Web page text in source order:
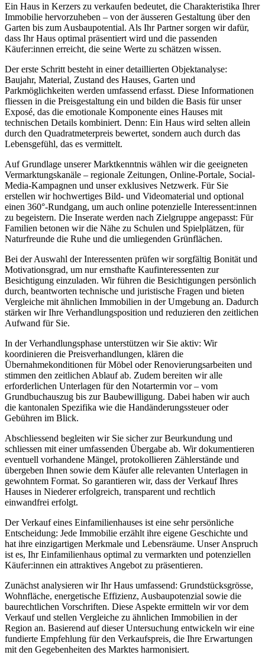
Ein Haus in Kerzers zu verkaufen bedeutet, die Charakteristika Ihrer
Immobilie hervorzuheben – von der äusseren Gestaltung über den
Garten bis zum Ausbaupotential. Als Ihr Partner sorgen wir dafür,
dass Ihr Haus optimal präsentiert wird und die passenden
Käufer:innen erreicht, die seine Werte zu schätzen wissen.
Der erste Schritt besteht in einer detaillierten Objektanalyse:
Baujahr, Material, Zustand des Hauses, Garten und
Parkmöglichkeiten werden umfassend erfasst. Diese Informationen
fliessen in die Preisgestaltung ein und bilden die Basis für unser
Exposé, das die emotionale Komponente eines Hauses mit
technischen Details kombiniert. Denn: Ein Haus wird selten allein
durch den Quadratmeterpreis bewertet, sondern auch durch das
Lebensgefühl, das es vermittelt.
Auf Grundlage unserer Marktkenntnis wählen wir die geeigneten
Vermarktungskanäle – regionale Zeitungen, Online-Portale, Social-
Media-Kampagnen und unser exklusives Netzwerk. Für Sie
erstellen wir hochwertiges Bild- und Videomaterial und optional
einen 360°-Rundgang, um auch online potenzielle Interessent:innen
zu begeistern. Die Inserate werden nach Zielgruppe angepasst: Für
Familien betonen wir die Nähe zu Schulen und Spielplätzen, für
Naturfreunde die Ruhe und die umliegenden Grünflächen.
Bei der Auswahl der Interessenten prüfen wir sorgfältig Bonität und
Motivationsgrad, um nur ernsthafte Kaufinteressenten zur
Besichtigung einzuladen. Wir führen die Besichtigungen persönlich
durch, beantworten technische und juristische Fragen und bieten
Vergleiche mit ähnlichen Immobilien in der Umgebung an. Dadurch
stärken wir Ihre Verhandlungsposition und reduzieren den zeitlichen
Aufwand für Sie.
In der Verhandlungsphase unterstützen wir Sie aktiv: Wir
koordinieren die Preisverhandlungen, klären die
Übernahmekonditionen für Möbel oder Renovierungsarbeiten und
stimmen den zeitlichen Ablauf ab. Zudem bereiten wir alle
erforderlichen Unterlagen für den Notartermin vor – vom
Grundbuchauszug bis zur Baubewilligung. Dabei haben wir auch
die kantonalen Spezifika wie die Handänderungssteuer oder
Gebühren im Blick.
Abschliessend begleiten wir Sie sicher zur Beurkundung und
schliessen mit einer umfassenden Übergabe ab. Wir dokumentieren
eventuell vorhandene Mängel, protokollieren Zählerstände und
übergeben Ihnen sowie dem Käufer alle relevanten Unterlagen in
gewohntem Format. So garantieren wir, dass der Verkauf Ihres
Hauses in Niederer erfolgreich, transparent und rechtlich
einwandfrei erfolgt.
Der Verkauf eines Einfamilienhauses ist eine sehr persönliche
Entscheidung: Jede Immobilie erzählt ihre eigene Geschichte und
hat ihre einzigartigen Merkmale und Lebensräume. Unser Anspruch
ist es, Ihr Einfamilienhaus optimal zu vermarkten und potenziellen
Käufer:innen ein attraktives Angebot zu präsentieren.
Zunächst analysieren wir Ihr Haus umfassend: Grundstücksgrösse,
Wohnfläche, energetische Effizienz, Ausbaupotenzial sowie die
baurechtlichen Vorschriften. Diese Aspekte ermitteln wir vor dem
Verkauf und stellen Vergleiche zu ähnlichen Immobilien in der
Region an. Basierend auf dieser Untersuchung entwickeln wir eine
fundierte Empfehlung für den Verkaufspreis, die Ihre Erwartungen
mit den Gegebenheiten des Marktes harmonisiert.